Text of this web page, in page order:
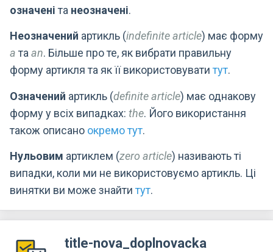
означеніта неозначені.
Неозначений артикль (indefinite article) має форму
aтаan. Більше про те, як вибрати правильну
форму артикля та як її використовуватитут.
Означений артикль (definite article) має однакову
форму у всіх випадках: the. Його використання
також описано окремо тут.
Нульовим артиклем (zero article) називають ті
випадки, коли ми не використовуємо артикль. Ці
винятки ви може знайтитут.
title-nova_doplnovacka